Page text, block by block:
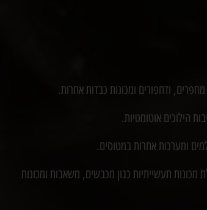
ודחפורים ומכונות כבדות אחרות.
הילוכים אוטומטיות.
ומערכות אחרות במטוסים.
תעשייתיות כגון מכבשים, משאבות ומכונות